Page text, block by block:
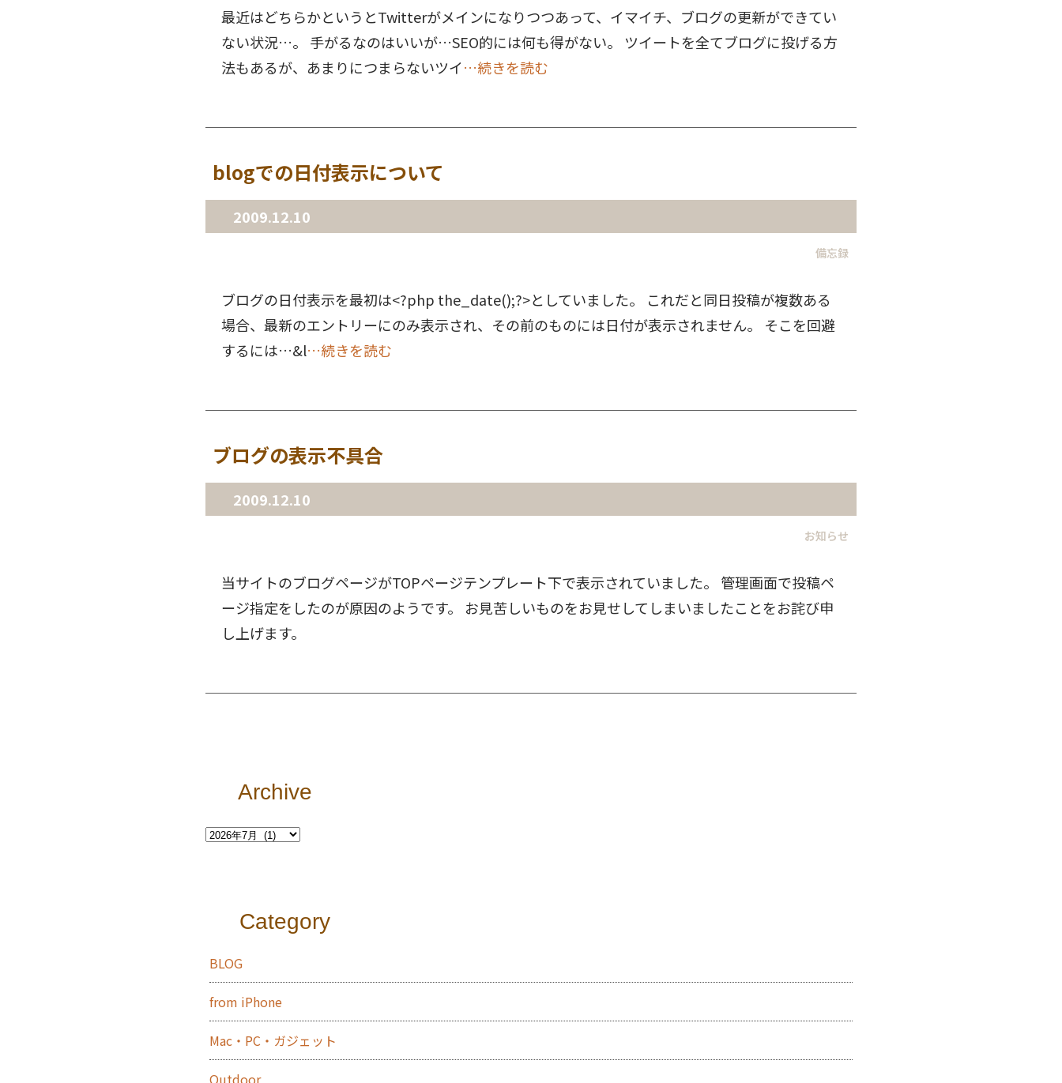
最近はどちらかというとTwitterがメインになりつつあって、イマイチ、ブログの更新ができてい
ない状況…。 手がるなのはいいが…SEO的には何も得がない。 ツイートを全てブログに投げる方
法もあるが、あまりにつまらないツイ…続きを読む
blogでの日付表示について
2009.12.10
備忘録
ブログの日付表示を最初は<?php the_date();?>としていました。 これだと同日投稿が複数ある
場合、最新のエントリーにのみ表示され、その前のものには日付が表示されません。 そこを回避
するには…&l…続きを読む
ブログの表示不具合
2009.12.10
お知らせ
当サイトのブログページがTOPページテンプレート下で表示されていました。 管理画面で投稿ペ
ージ指定をしたのが原因のようです。 お見苦しいものをお見せしてしまいましたことをお詫び申
し上げます。
Archive
Category
BLOG
from iPhone
Mac・PC・ガジェット
Outdoor